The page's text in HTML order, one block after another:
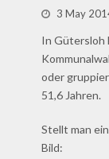
3 May
In Gütersloh
oder
51,6 Jahren.
Stellt man
Bild: